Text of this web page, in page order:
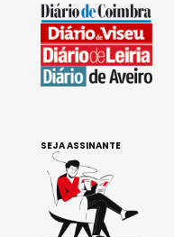
SEJA ASSINANTE